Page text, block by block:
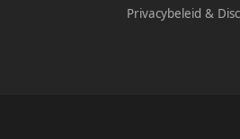
Privacybeleid &